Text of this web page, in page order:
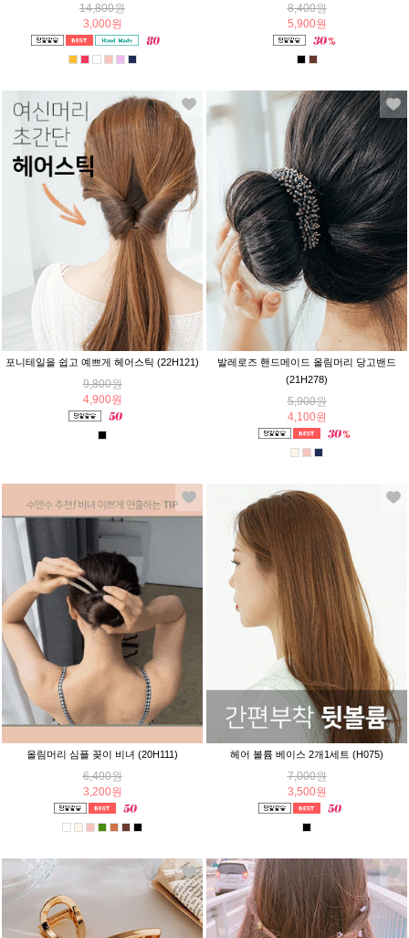
14,800원
3,000원
8,400원
5,900원
포니테일을 쉽고 예쁘게 헤어스틱 (22H121)
9,800원
4,900원
발레로즈 핸드메이드 올림머리 당고밴드
(21H278)
5,900원
4,100원
올림머리 심플 꽂이 비녀 (20H111)
6,400원
3,200원
헤어 볼륨 베이스 2개1세트 (H075)
7,000원
3,500원